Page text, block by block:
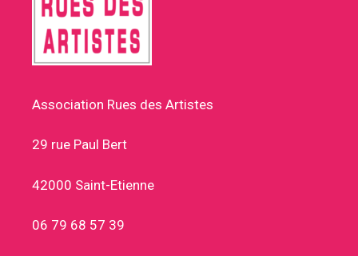
Association Rues des Artistes
29 rue Paul Bert
42000 Saint-Etienne
06 79 68 57 39